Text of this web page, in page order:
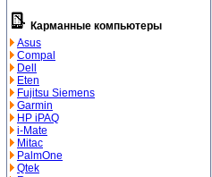
Карманные компьютеры
Asus
Compal
Dell
Eten
Fujitsu Siemens
Garmin
HP iPAQ
i-Mate
Mitac
PalmOne
Qtek